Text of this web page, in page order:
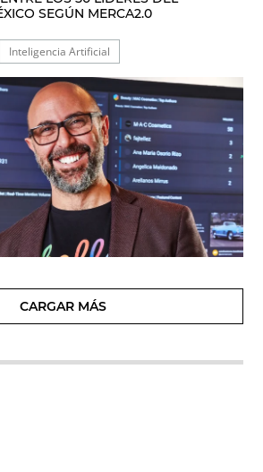
SEGÚN MERCA2.0
Inteligencia Artificial
CARGAR MÁS